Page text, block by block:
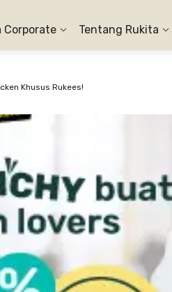
Corporate Tentang Rukita
Khusus Rukees!